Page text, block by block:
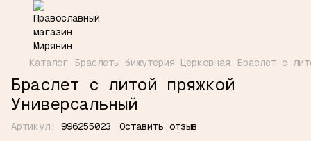
Каталог Браслеты бижутерия Церковная Браслет с
Браслет с литой пряжкой
Универсальный
Артикул: 996255023 Оставить отзыв